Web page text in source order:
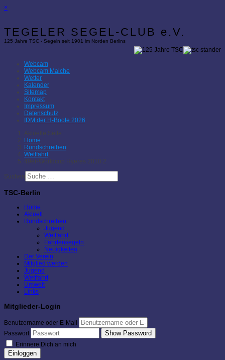
×
TEGELER SEGEL-CLUB e.V.
125 Jahre TSC - Segeln seit 1901 im Norden Berlins
Webcam
Webcam Malche
Wetter
Kalender
Sitemap
Kontakt
Impressum
Datenschutz
IDM der H-Boote 2026
Aktuelle Seite:
Home
Rundschreiben
Wettfahrt
49er-Worldcup Hyeres 2010 2
Suchen
TSC-Berlin
Home
Aktuell
Rundschreiben
Jugend
Wettfahrt
Fahrtensegeln
Neuigkeiten
Der Verein
Mitglied werden
Jugend
Wettfahrt
Umwelt
Links
Mitglieder-Login
Benutzername oder E-Mail
Passwort
Show Password
Erinnere Dich an mich
Einloggen